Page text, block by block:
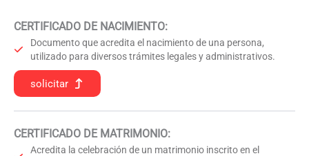
CERTIFICADO DE NACIMIENTO:
Documento que acredita el nacimiento de una persona,
utilizado para diversos trámites legales y administrativos.
solicitar
CERTIFICADO DE MATRIMONIO:
Acredita la celebración de un matrimonio inscrito en el